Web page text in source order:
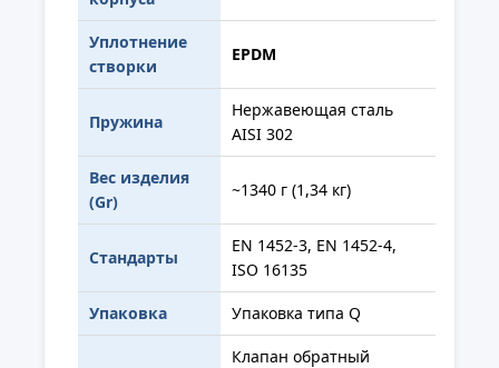
Уплотнение
створки
EPDM
Пружина
Нержавеющая сталь
AISI 302
Вес изделия
(Gr)
~1340 г (1,34 кг)
Стандарты
EN 1452-3, EN 1452-4,
ISO 16135
Упаковка Упаковка типа Q
Клапан обратный